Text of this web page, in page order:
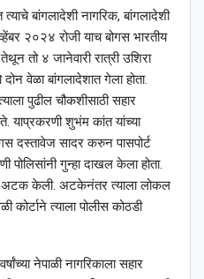
त्याचे बांगलादेशी नागरिक, बांगलादेशी
२०२४ रोजी याच बोगस भारतीय
तो ४ जानेवारी रात्री उशिरा
वेळा बांगलादेशात गेला होता.
पुढील चौकशीसाठी सहार
याप्रकरणी शुभंम कांत यांच्या
दस्तावेज सादर करुन पासपोर्ट
पोलिसांनी गुन्हा दाखल केला होता.
अटक केली. अटकेनंतर त्याला लोकल
कोर्टाने त्याला पोलीस कोठडी
नेपाळी नागरिकाला सहार